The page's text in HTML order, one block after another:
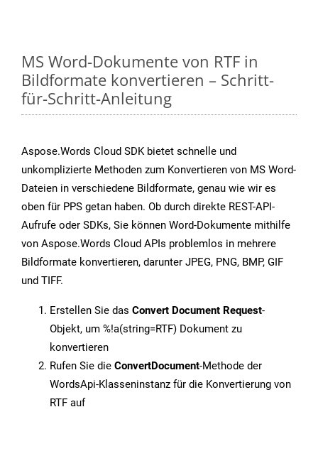
MS Word-Dokumente von RTF in
Bildformate konvertieren – Schritt-
für-Schritt-Anleitung
Aspose.Words Cloud SDK bietet schnelle und
unkomplizierte Methoden zum Konvertieren von MS Word-
Dateien in verschiedene Bildformate, genau wie wir es
oben für PPS getan haben. Ob durch direkte REST-API-
Aufrufe oder SDKs, Sie können Word-Dokumente mithilfe
von Aspose.Words Cloud APIs problemlos in mehrere
Bildformate konvertieren, darunter JPEG, PNG, BMP, GIF
und TIFF.
Erstellen Sie das Convert Document Request-
Objekt, um %!a(string=RTF) Dokument zu
konvertieren
Rufen Sie die ConvertDocument-Methode der
WordsApi-Klasseninstanz für die Konvertierung von
RTF auf